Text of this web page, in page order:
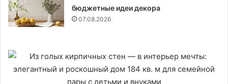
бюджетные идеи декора
07.08.2026